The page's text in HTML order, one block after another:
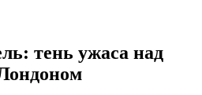
тень ужаса над